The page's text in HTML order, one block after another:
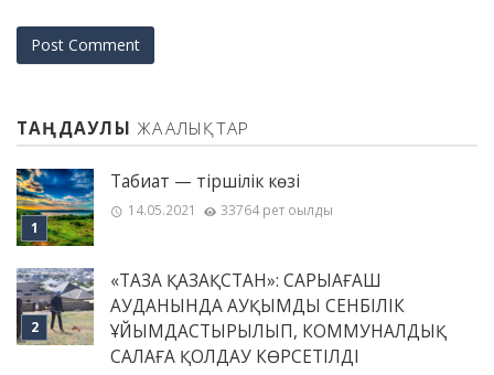
ТАҢДАУЛЫ ЖАҢАЛЫҚТАР
Табиғат — тіршілік көзі
14.05.2021 33764 рет оқылды
«ТАЗА ҚАЗАҚСТАН»: САРЫАҒАШ
АУДАНЫНДА АУҚЫМДЫ СЕНБІЛІК
ҰЙЫМДАСТЫРЫЛЫП, КОММУНАЛДЫҚ
САЛАҒА ҚОЛДАУ КӨРСЕТІЛДІ